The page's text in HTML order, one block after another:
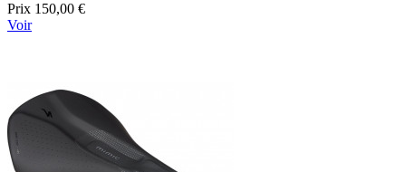
Prix 150,00 €
Voir